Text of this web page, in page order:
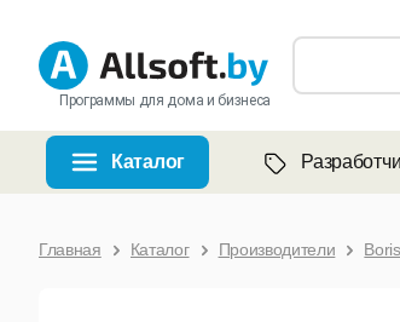
Программы для дома и бизнеса
Каталог
Главная Каталог Производители